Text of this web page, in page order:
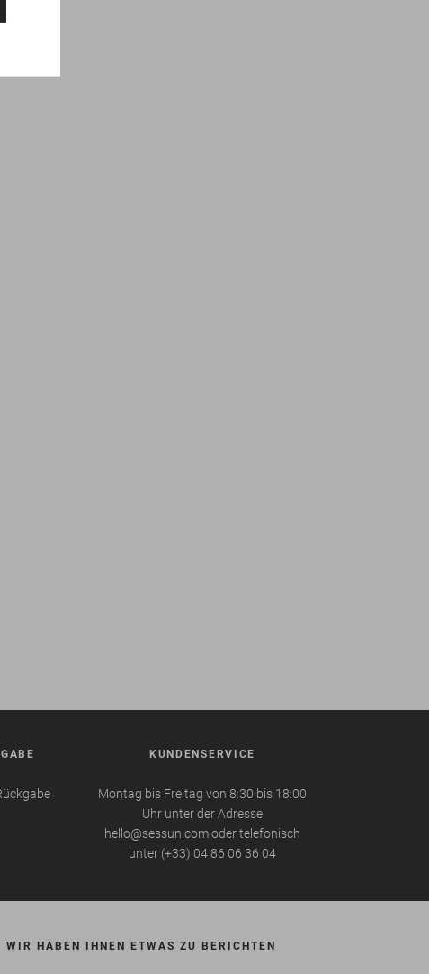
KUNDENSERVICE
Montag bis Freitag von 8:30 bis 18:00
Uhr unter der Adresse
hello@sessun.com oder telefonisch
unter (+33) 04 86 06 36 04
WIR HABEN IHNEN ETWAS ZU BERICHTEN